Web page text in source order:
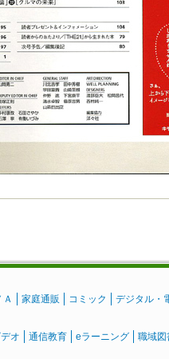
Ａ 家庭通販 コミック デジタル・
オ 通信教育 eラーニング 職域図